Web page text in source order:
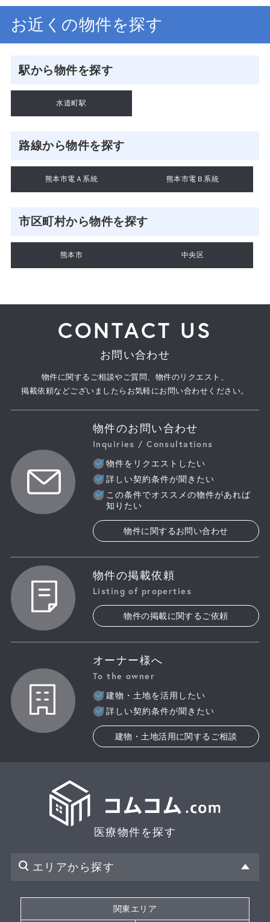
お近くの物件を探す
駅から物件を探す
水道町駅
路線から物件を探す
熊本市電Ａ系統 熊本市電Ｂ系統
市区町村から物件を探す
熊本市 中央区
CONTACT US
お問い合わせ
物件に関するご相談やご質問、物件のリクエスト、
掲載依頼などございましたらお気軽にお問い合わせください。
物件のお問い合わせ
Inquiries / Consultations
物件をリクエストしたい
詳しい契約条件が聞きたい
この条件でオススメの物件があれば
知りたい
物件に関するお問い合わせ
物件の掲載依頼
Listing of properties
物件の掲載に関するご依頼
オーナー様へ
To the owner
建物・土地を活用したい
詳しい契約条件が聞きたい
建物・土地活用に関するご相談
医療物件を探す
エリアから探す
関東エリア